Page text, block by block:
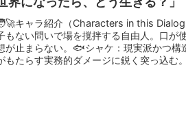
キャラ紹介（Characters in this
もない問いで場を撹拌する自由人。口が
が止まらない。🐟シャケ：現実派かつ構
もたらす実務的ダメージに鋭く突っ込む